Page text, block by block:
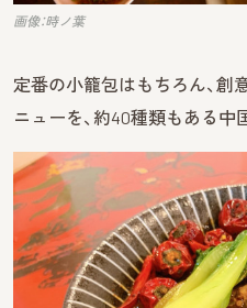
画像：時ノ葉
定番の小籠包はもちろん、創
ニューを、約40種類もある中